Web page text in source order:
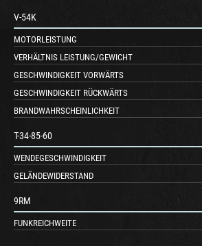
V-54K
MOTORLEISTUNG
VERHÄLTNIS LEISTUNG/GEWICHT
GESCHWINDIGKEIT VORWÄRTS
GESCHWINDIGKEIT RÜCKWÄRTS
BRANDWAHRSCHEINLICHKEIT
T-34-85-60
WENDEGESCHWINDIGKEIT
GELÄNDEWIDERSTAND
9RM
FUNKREICHWEITE